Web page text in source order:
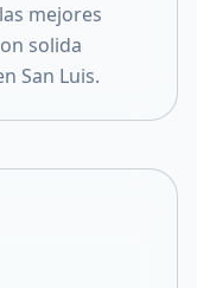
mejores
solida
San Luis.